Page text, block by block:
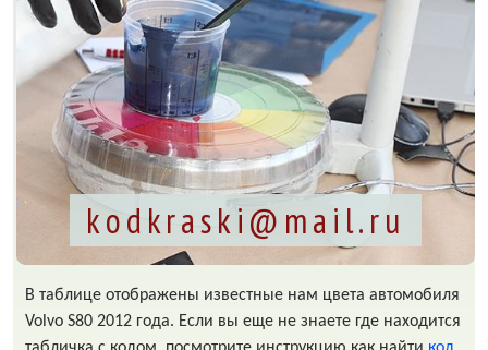
kodkraski@mail.ru
В таблице отображены известные нам цвета автомобиля
Volvo S80 2012 года. Если вы еще не знаете где находится